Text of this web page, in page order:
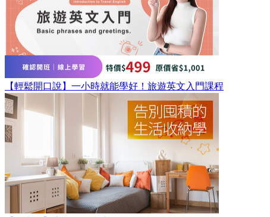
【輕鬆開口說】一小時就能學好！旅遊英文入門課程